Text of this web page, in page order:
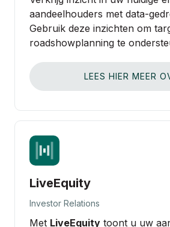
aandeelhouders met
Gebruik deze inzichten om
roadshowplanning te
LEES HIER MEER
LiveEquity
Investor Relations
Met LiveEquity toont u uw